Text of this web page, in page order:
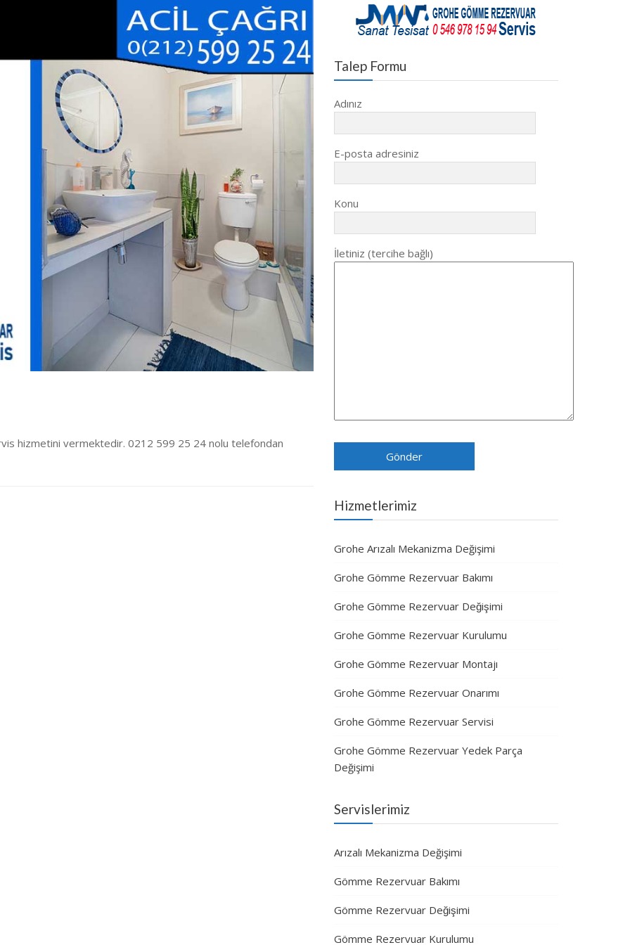
hizmetini vermektedir. 0212 599 25 24 nolu telefondan
Talep Formu
Adınız
E-posta adresiniz
Konu
İletiniz (tercihe bağlı)
Hizmetlerimiz
Grohe Arızalı Mekanizma Değişimi
Grohe Gömme Rezervuar Bakımı
Grohe Gömme Rezervuar Değişimi
Grohe Gömme Rezervuar Kurulumu
Grohe Gömme Rezervuar Montajı
Grohe Gömme Rezervuar Onarımı
Grohe Gömme Rezervuar Servisi
Grohe Gömme Rezervuar Yedek Parça
Değişimi
Servislerimiz
Arızalı Mekanizma Değişimi
Gömme Rezervuar Bakımı
Gömme Rezervuar Değişimi
Gömme Rezervuar Kurulumu